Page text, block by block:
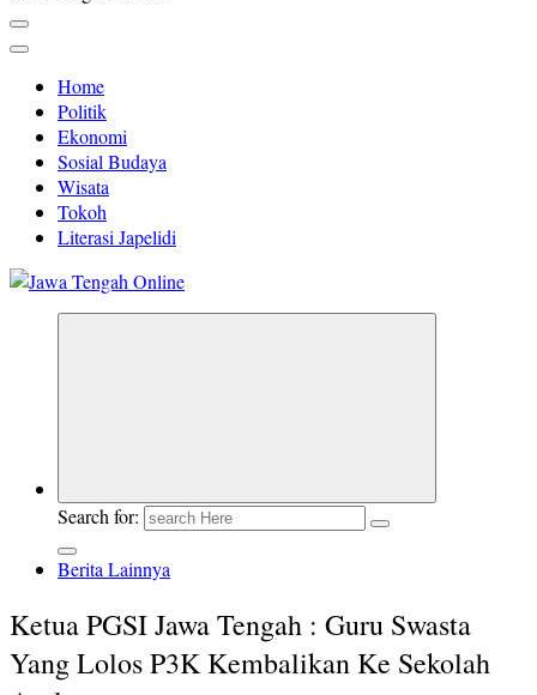
Home
Politik
Ekonomi
Sosial Budaya
Wisata
Tokoh
Literasi Japelidi
Search for:
Berita Lainnya
Ketua PGSI Jawa Tengah : Guru Swasta
Yang Lolos P3K Kembalikan Ke Sekolah